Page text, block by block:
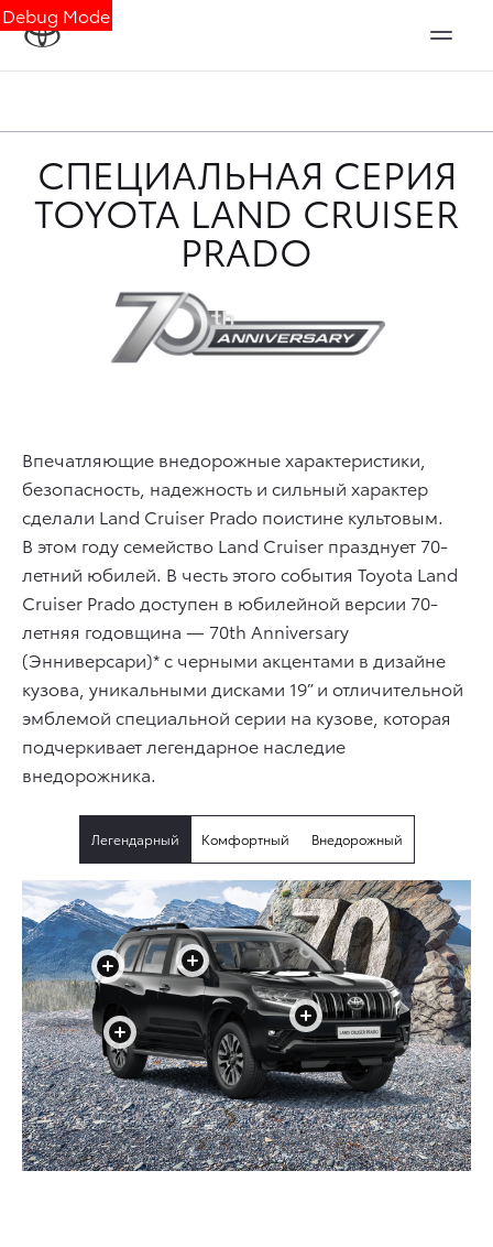
Debug Mode
СПЕЦИАЛЬНАЯ СЕРИЯ
TOYOTA LAND CRUISER
PRADO
Впечатляющие внедорожные характеристики,
безопасность, надежность и сильный характер
сделали Land Cruiser Prado поистине культовым.
В этом году семейство Land Cruiser празднует 70-
летний юбилей. В честь этого события Toyota Land
Cruiser Prado доступен в юбилейной версии 70-
летняя годовщина — 70th Anniversary
(Энниверсари)* c черными акцентами в дизайне
кузова, уникальными дисками 19” и отличительной
эмблемой специальной серии на кузове, которая
подчеркивает легендарное наследие
внедорожника.
Легендарный Комфортный Внедорожный
+
+
+
+